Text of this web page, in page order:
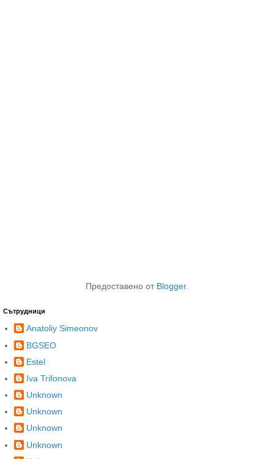
Предоставено от Blogger.
Сътрудници
Anatoliy Simeonov
BGSEO
Estel
Iva Trifonova
Unknown
Unknown
Unknown
Unknown